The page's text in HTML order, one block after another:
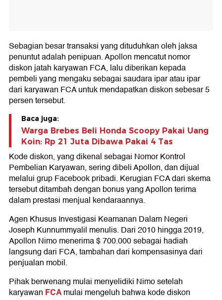
Sebagian besar transaksi yang dituduhkan oleh jaksa
penuntut adalah penipuan. Apollon mencatut nomor
diskon jatah karyawan FCA, lalu diberikan kepada
pembeli yang mengaku sebagai saudara ipar atau ipar
dari karyawan FCA untuk mendapatkan diskon sebesar 5
persen tersebut.
Baca juga:
Warga Brebes Beli Honda Scoopy Pakai Uang
Koin: Rp 21 Juta Dibawa Pakai 4 Tas
Kode diskon, yang dikenal sebagai Nomor Kontrol
Pembelian Karyawan, sering dibeli Apollon, dan dijual
melalui grup Facebook pribadi. Kerugian FCA dari skema
tersebut ditambah dengan bonus yang Apollon terima
dalam prestasi menjual kendaraannya.
Agen Khusus Investigasi Keamanan Dalam Negeri
Joseph Kunnummyalil menulis. Dari 2010 hingga 2019,
Apollon Nimo menerima $ 700.000 sebagai hadiah
langsung dari FCA, tambahan dari kompensasinya dari
penjualan mobil.
Pihak berwenang mulai menyelidiki Nimo setelah
karyawan FCAmulai mengeluh bahwa kode diskon